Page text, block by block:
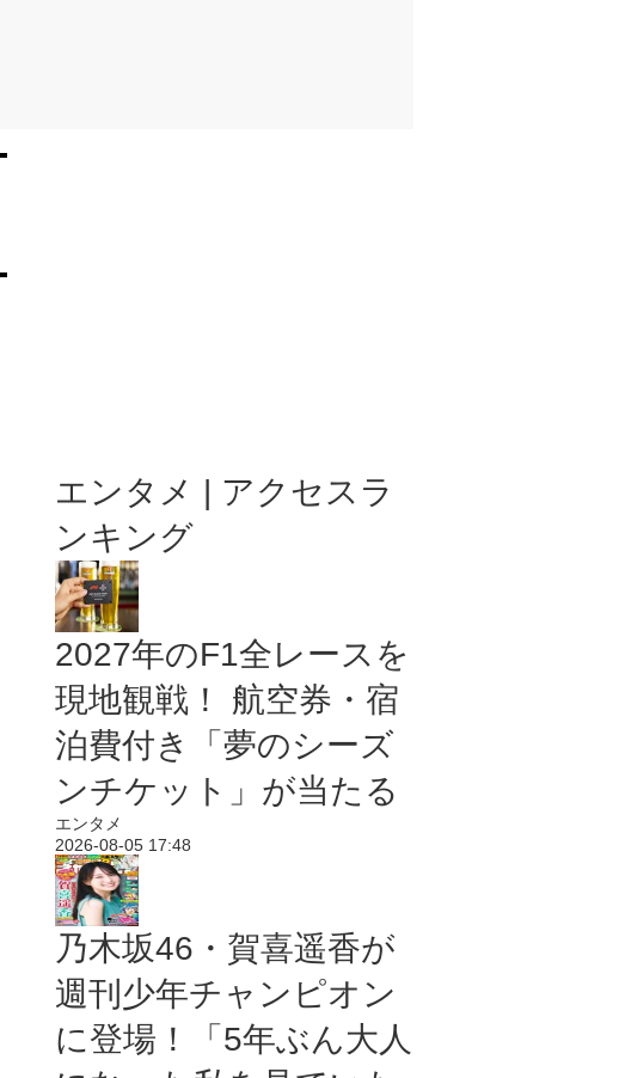
エンタメ | アクセスラ
ンキング
2027年のF1全レースを
現地観戦！ 航空券・宿
泊費付き「夢のシーズ
ンチケット」が当たる
エンタメ
2026-08-05 17:48
乃木坂46・賀喜遥香が
週刊少年チャンピオン
に登場！「5年ぶん大人